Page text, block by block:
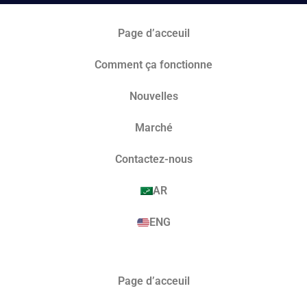
Page d’acceuil
Comment ça fonctionne
Nouvelles
Marché​
Contactez-nous
AR
ENG
Page d’acceuil